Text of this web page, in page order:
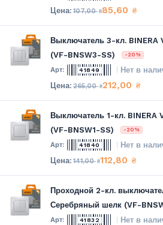
107,00₴85,60 ₴
Выключатель 3-кл.
(VF-BNSW3-SS)
-20%
41849 Нет в
265,00₴212,00 ₴
Выключатель 1-кл. BINERA
(VF-BNSW1-SS)
-20%
41840 Нет в
141,00₴112,80 ₴
Проходной 2-кл.
Серебряный шелк (VF-
41832 Нет в